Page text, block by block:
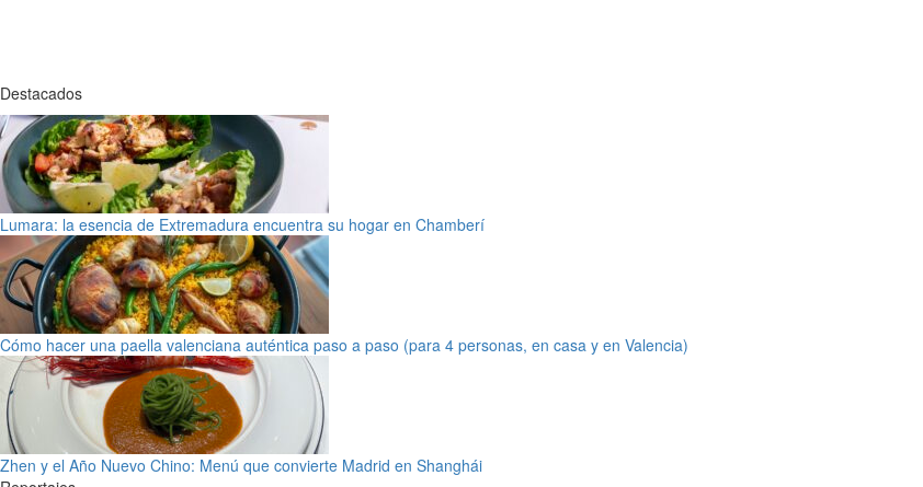
Destacados
Lumara: la esencia de Extremadura encuentra su hogar en Chamberí
Cómo hacer una paella valenciana auténtica paso a paso (para 4 personas, en casa y en Valencia)
Zhen y el Año Nuevo Chino: Menú que convierte Madrid en Shanghái